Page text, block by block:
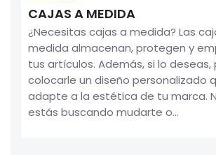
CAJAS A MEDIDA
¿Necesitas cajas a medida? Las
medida almacenan, protegen y
tus artículos. Además, si lo deseas,
colocarle un diseño personalizado
adapte a la estética de tu marca.
estás buscando mudarte o...